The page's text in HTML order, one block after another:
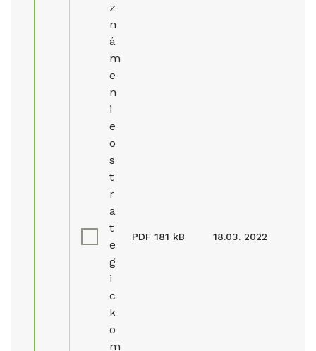
z
n
á
m
e
n
i
e
o
s
t
r
a
t
e
g
i
c
k
o
m
PDF 181 kB 18.03. 2022